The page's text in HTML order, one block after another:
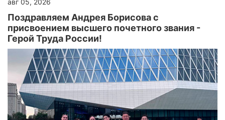
Поздравляем Андрея Борисова с
присвоением высшего почетного звания -
Герой Труда России!